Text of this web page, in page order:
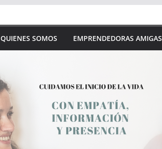
QUIENES SOMOS EMPRENDEDORAS AMIGAS